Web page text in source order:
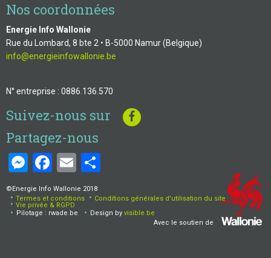
Nos coordonnées
Energie Info Wallonie
Rue du Lombard, 8 bte 2 • B-5000 Namur (Belgique)
info@energieinfowallonie.be
N° entreprise : 0886.136.570
Suivez-nous sur
Partagez-nous
Messenger
Facebook
Email
©Energie Info Wallonie 2018
Menu
Termes et conditions
Conditions générales d'utilisation du site
Vie privée & RGPD
Pilotage : rwade.be
Design by visible.be
Avec le soutien de